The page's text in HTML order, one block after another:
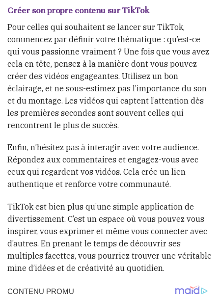
Créer son propre contenu sur TikTok
Pour celles qui souhaitent se lancer sur TikTok,
commencez par définir votre thématique : qu’est-ce
qui vous passionne vraiment ? Une fois que vous avez
cela en tête, pensez à la manière dont vous pouvez
créer des vidéos engageantes. Utilisez un bon
éclairage, et ne sous-estimez pas l’importance du son
et du montage. Les vidéos qui captent l’attention dès
les premières secondes sont souvent celles qui
rencontrent le plus de succès.
Enfin, n’hésitez pas à interagir avec votre audience.
Répondez aux commentaires et engagez-vous avec
ceux qui regardent vos vidéos. Cela crée un lien
authentique et renforce votre communauté.
TikTok est bien plus qu’une simple application de
divertissement. C’est un espace où vous pouvez vous
inspirer, vous exprimer et même vous connecter avec
d’autres. En prenant le temps de découvrir ses
multiples facettes, vous pourriez trouver une véritable
mine d’idées et de créativité au quotidien.